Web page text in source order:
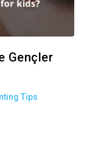
Gençler
Tips